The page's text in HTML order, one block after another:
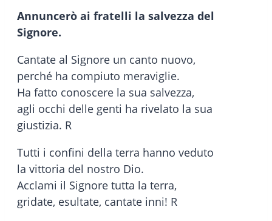
Annuncerò ai fratelli la salvezza del
Signore.
Cantate al Signore un canto nuovo,
perché ha compiuto meraviglie.
Ha fatto conoscere la sua salvezza,
agli occhi delle genti ha rivelato la sua
giustizia. R
Tutti i confini della terra hanno veduto
la vittoria del nostro Dio.
Acclami il Signore tutta la terra,
gridate, esultate, cantate inni! R